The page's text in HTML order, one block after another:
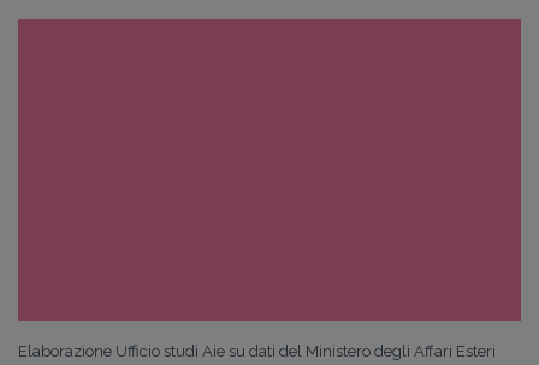
Elaborazione Ufficio studi Aie su dati del Ministero degli Affari Esteri